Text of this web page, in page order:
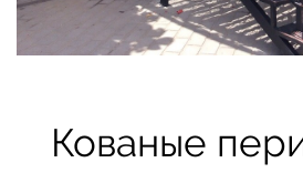
Кованые